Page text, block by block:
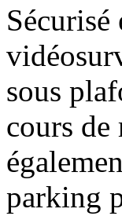
sous
cours de
parking